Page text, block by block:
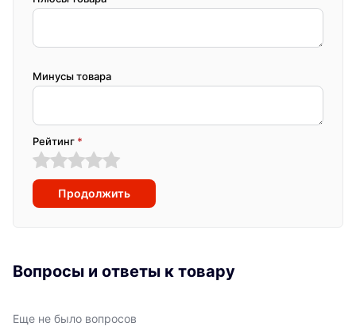
Минусы товара
Рейтинг *
Продолжить
Вопросы и ответы к товару
Еще не было вопросов